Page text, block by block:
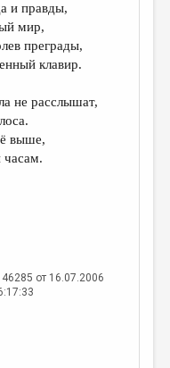
и правды,
мир,
преграды,
клавир.
не расслышат,
выше,
часам.
от 16.07.2006